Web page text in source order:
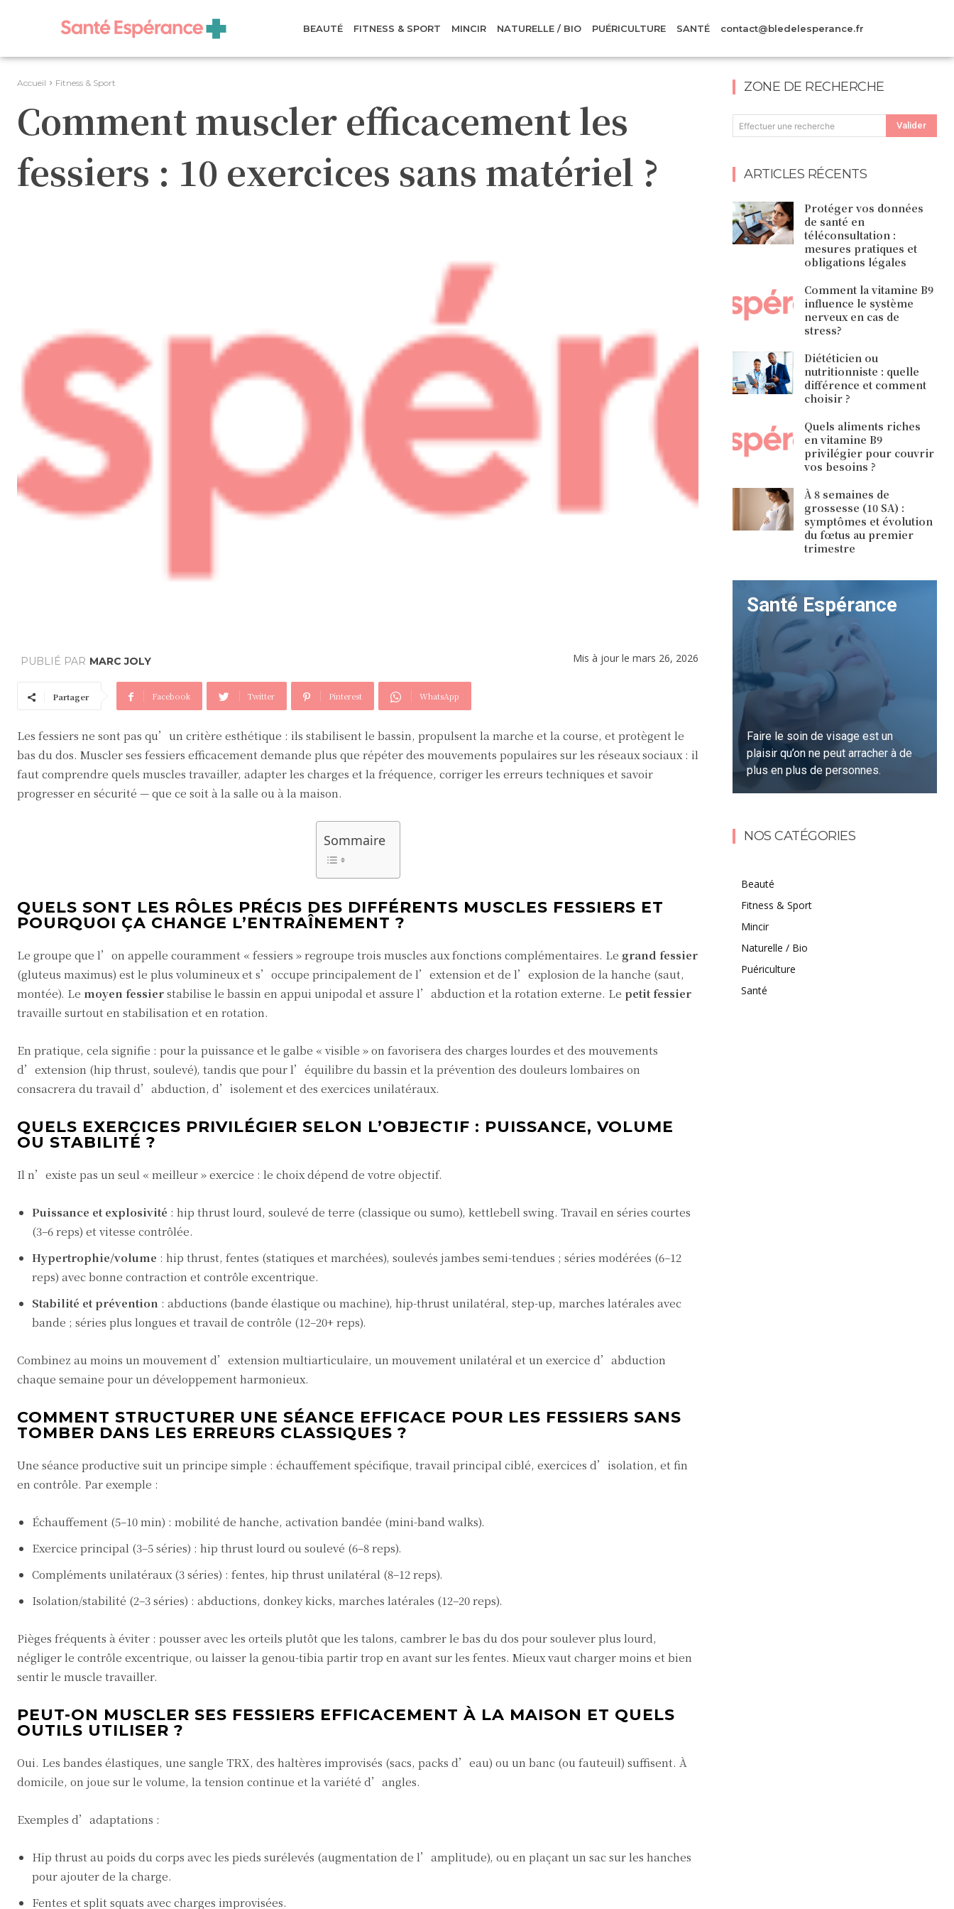
BEAUTÉ FITNESS & SPORT MINCIR NATURELLE / BIO PUÉRICULTURE SANTÉ contact@bledelesperance.fr
Accueil Fitness & Sport
Comment muscler efficacement les
fessiers : 10 exercices sans matériel ?
Mis à jour le mars 26, 2026
PUBLIÉ PAR MARC JOLY
Partager Facebook Twitter Pinterest WhatsApp
Les fessiers ne sont pas qu’un critère esthétique : ils stabilisent le bassin, propulsent la marche et la course, et protègent le
bas du dos. Muscler ses fessiers efficacement demande plus que répéter des mouvements populaires sur les réseaux sociaux : il
faut comprendre quels muscles travailler, adapter les charges et la fréquence, corriger les erreurs techniques et savoir
progresser en sécurité — que ce soit à la salle ou à la maison.
Sommaire
QUELS SONT LES RÔLES PRÉCIS DES DIFFÉRENTS MUSCLES FESSIERS ET
POURQUOI ÇA CHANGE L’ENTRAÎNEMENT ?
Le groupe que l’on appelle couramment « fessiers » regroupe trois muscles aux fonctions complémentaires. Le grand fessier
(gluteus maximus) est le plus volumineux et s’occupe principalement de l’extension et de l’explosion de la hanche (saut,
montée). Le moyen fessierstabilise le bassin en appui unipodal et assure l’abduction et la rotation externe. Le petit fessier
travaille surtout en stabilisation et en rotation.
En pratique, cela signifie : pour la puissance et le galbe « visible » on favorisera des charges lourdes et des mouvements
d’extension (hip thrust, soulevé), tandis que pour l’équilibre du bassin et la prévention des douleurs lombaires on
consacrera du travail d’abduction, d’isolement et des exercices unilatéraux.
QUELS EXERCICES PRIVILÉGIER SELON L’OBJECTIF : PUISSANCE, VOLUME
OU STABILITÉ ?
Il n’existe pas un seul « meilleur » exercice : le choix dépend de votre objectif.
Puissance et explosivité : hip thrust lourd, soulevé de terre (classique ou sumo), kettlebell swing. Travail en séries courtes
(3–6 reps) et vitesse contrôlée.
Hypertrophie/volume : hip thrust, fentes (statiques et marchées), soulevés jambes semi-tendues ; séries modérées (6–12
reps) avec bonne contraction et contrôle excentrique.
Stabilité et prévention : abductions (bande élastique ou machine), hip-thrust unilatéral, step-up, marches latérales avec
bande ; séries plus longues et travail de contrôle (12–20+ reps).
Combinez au moins un mouvement d’extension multiarticulaire, un mouvement unilatéral et un exercice d’abduction
chaque semaine pour un développement harmonieux.
COMMENT STRUCTURER UNE SÉANCE EFFICACE POUR LES FESSIERS SANS
TOMBER DANS LES ERREURS CLASSIQUES ?
Une séance productive suit un principe simple : échauffement spécifique, travail principal ciblé, exercices d’isolation, et fin
en contrôle. Par exemple :
Échauffement (5–10 min) : mobilité de hanche, activation bandée (mini-band walks).
Exercice principal (3–5 séries) : hip thrust lourd ou soulevé (6–8 reps).
Compléments unilatéraux (3 séries) : fentes, hip thrust unilatéral (8–12 reps).
Isolation/stabilité (2–3 séries) : abductions, donkey kicks, marches latérales (12–20 reps).
Pièges fréquents à éviter : pousser avec les orteils plutôt que les talons, cambrer le bas du dos pour soulever plus lourd,
négliger le contrôle excentrique, ou laisser la genou-tibia partir trop en avant sur les fentes. Mieux vaut charger moins et bien
sentir le muscle travailler.
PEUT-ON MUSCLER SES FESSIERS EFFICACEMENT À LA MAISON ET QUELS
OUTILS UTILISER ?
Oui. Les bandes élastiques, une sangle TRX, des haltères improvisés (sacs, packs d’eau) ou un banc (ou fauteuil) suffisent. À
domicile, on joue sur le volume, la tension continue et la variété d’angles.
Exemples d’adaptations :
Hip thrust au poids du corps avec les pieds surélevés (augmentation de l’amplitude), ou en plaçant un sac sur les hanches
pour ajouter de la charge.
Fentes et split squats avec charges improvisées.
ZONE DE RECHERCHE
Effectuer une recherche Valider
ARTICLES RÉCENTS
Protéger vos données
de santé en
téléconsultation :
mesures pratiques et
obligations légales
Comment la vitamine B9
influence le système
nerveux en cas de
stress?
Diététicien ou
nutritionniste : quelle
différence et comment
choisir ?
Quels aliments riches
en vitamine B9
privilégier pour couvrir
vos besoins ?
À 8 semaines de
grossesse (10 SA) :
symptômes et évolution
du fœtus au premier
trimestre
Santé Espérance
Faire le soin de visage est un
plaisir qu’on ne peut arracher à de
plus en plus de personnes.
NOS CATÉGORIES
Beauté
Fitness & Sport
Mincir
Naturelle / Bio
Puériculture
Santé